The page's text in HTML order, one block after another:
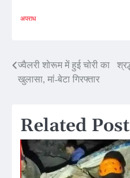
अपराध
Post
navigation
ज्वैलरी शोरूम में हुई चोरी का
खुलासा, मां-बेटा गिरफ्तार
Related